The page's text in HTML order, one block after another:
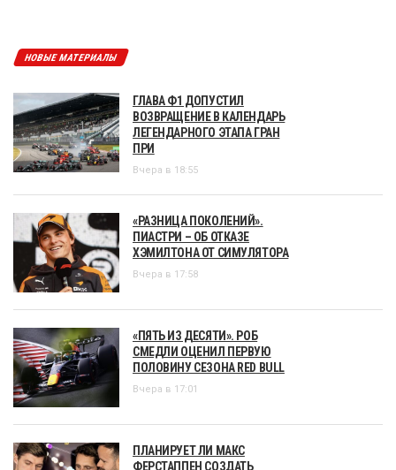
НОВЫЕ МАТЕРИАЛЫ
ГЛАВА Ф1 ДОПУСТИЛ
ВОЗВРАЩЕНИЕ В КАЛЕНДАРЬ
ЛЕГЕНДАРНОГО ЭТАПА ГРАН
ПРИ
Вчера в 18:55
«РАЗНИЦА ПОКОЛЕНИЙ».
ПИАСТРИ – ОБ ОТКАЗЕ
ХЭМИЛТОНА ОТ СИМУЛЯТОРА
Вчера в 17:58
«ПЯТЬ ИЗ ДЕСЯТИ». РОБ
СМЕДЛИ ОЦЕНИЛ ПЕРВУЮ
ПОЛОВИНУ СЕЗОНА RED BULL
Вчера в 17:01
ПЛАНИРУЕТ ЛИ МАКС
ФЕРСТАППЕН СОЗДАТЬ